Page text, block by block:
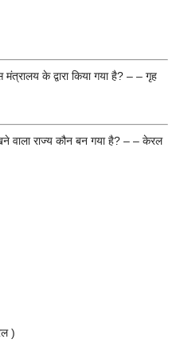
के द्वारा किया गया है? – – गृह
वाला राज्य कौन बन गया है? – – केरल
)